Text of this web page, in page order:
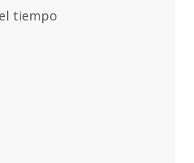
tiempo